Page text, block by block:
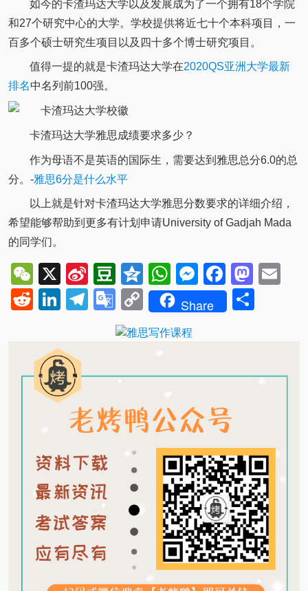
如今的卡渣玛达大学以及发展成为了一个拥有18个学院
和27个研究中心的大学。学校提供将近七十个本科项目，一
百多个硕士研究生项目以及四十多个博士研究项目。
值得一提的就是卡渣玛达大学在2020QS亚洲大学最新
排名中名列前100强。
卡渣玛达大学雅思成绩要求多少？
作为母语不是英语的国际生，需要达到雅思总分6.0的总
分。-雅思6分是什么水平
以上就是针对卡渣玛达大学雅思分数要求的详细介绍，
希望能够帮助到更多有计划申请University of Gadjah Mada
的同学们。
WeChat
X
Sina
Weibo
Douban
QzoneWhatsApp
Messenger
RedditLinkedIn
Telegram
Google
Translate
Copy
Link
Share